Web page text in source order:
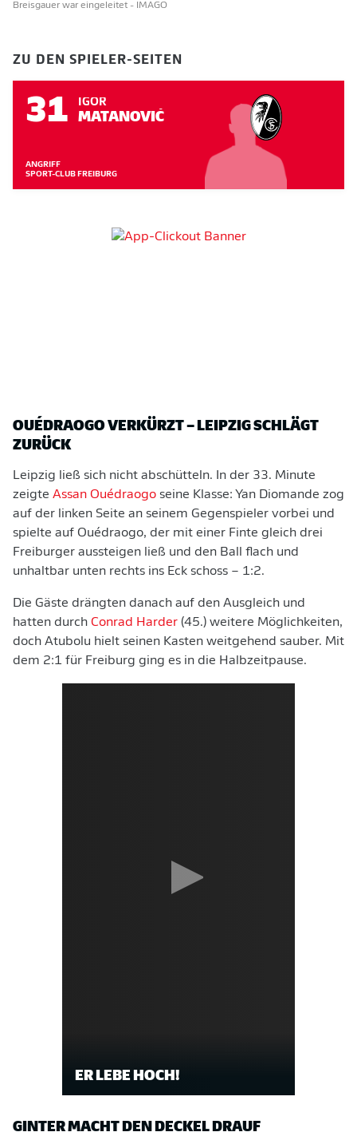
Breisgauer war eingeleitet - IMAGO
ZU DEN SPIELER-SEITEN
31 IGOR
MATANOVIĆ
ANGRIFF
SPORT-CLUB FREIBURG
OUÉDRAOGO VERKÜRZT – LEIPZIG SCHLÄGT
ZURÜCK
Leipzig ließ sich nicht abschütteln. In der 33. Minute
zeigte Assan Ouédraogo seine Klasse: Yan Diomande zog
auf der linken Seite an seinem Gegenspieler vorbei und
spielte auf Ouédraogo, der mit einer Finte gleich drei
Freiburger aussteigen ließ und den Ball flach und
unhaltbar unten rechts ins Eck schoss – 1:2.
Die Gäste drängten danach auf den Ausgleich und
hatten durch Conrad Harder (45.) weitere Möglichkeiten,
doch Atubolu hielt seinen Kasten weitgehend sauber. Mit
dem 2:1 für Freiburg ging es in die Halbzeitpause.
ER LEBE HOCH!
GINTER MACHT DEN DECKEL DRAUF